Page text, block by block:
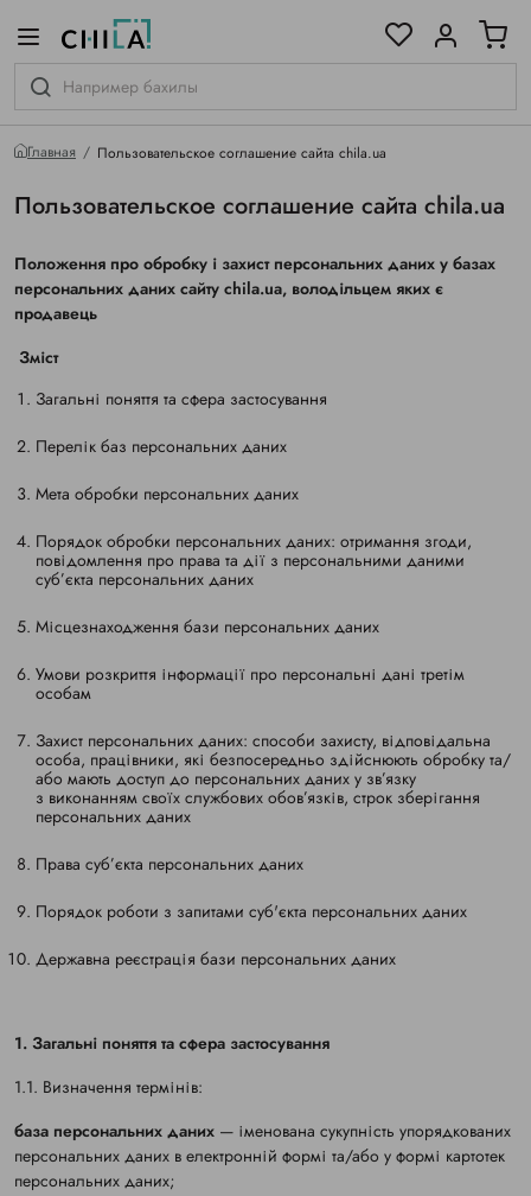
Главная Пользовательское соглашение сайта chila.ua
Пользовательское соглашение сайта chila.ua
Положення про обробку і захист персональних даних у базах
персональних даних сайту chila.ua, володільцем яких є
продавець
Зміст
Загальні поняття та сфера застосування
Перелік баз персональних даних
Мета обробки персональних даних
Порядок обробки персональних даних: отримання згоди,
повідомлення про права та дії з персональними даними
суб’єкта персональних даних
Місцезнаходження бази персональних даних
Умови розкриття інформації про персональні дані третім
особам
Захист персональних даних: способи захисту, відповідальна
особа, працівники, які безпосередньо здійснюють обробку та/
або мають доступ до персональних даних у зв’язку
з виконанням своїх службових обов’язків, строк зберігання
персональних даних
Права суб’єкта персональних даних
Порядок роботи з запитами суб'єкта персональних даних
Державна реєстрація бази персональних даних
1. Загальні поняття та сфера застосування
1.1. Визначення термінів:
база персональних даних — іменована сукупність упорядкованих
персональних даних в електронній формі та/або у формі картотек
персональних даних;
гамме